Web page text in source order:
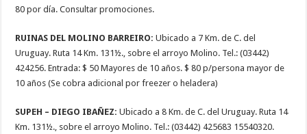
80 por día. Consultar promociones.
RUINAS DEL MOLINO BARREIRO: Ubicado a 7 Km. de C. del
Uruguay. Ruta 14 Km. 131½., sobre el arroyo Molino. Tel.: (03442)
424256. Entrada: $ 50 Mayores de 10 años. $ 80 p/persona mayor de
10 años (Se cobra adicional por freezer o heladera)
SUPEH – DIEGO IBAÑEZ: Ubicado a 8 Km. de C. del Uruguay. Ruta 14
Km. 131½., sobre el arroyo Molino. Tel.: (03442) 425683 15540320.